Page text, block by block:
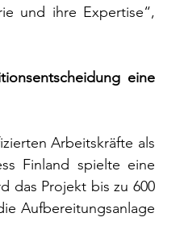
und ihre Expertise“,
eine
Arbeitskräfte als
Finland spielte eine
das Projekt bis zu 600
Aufbereitungsanlage